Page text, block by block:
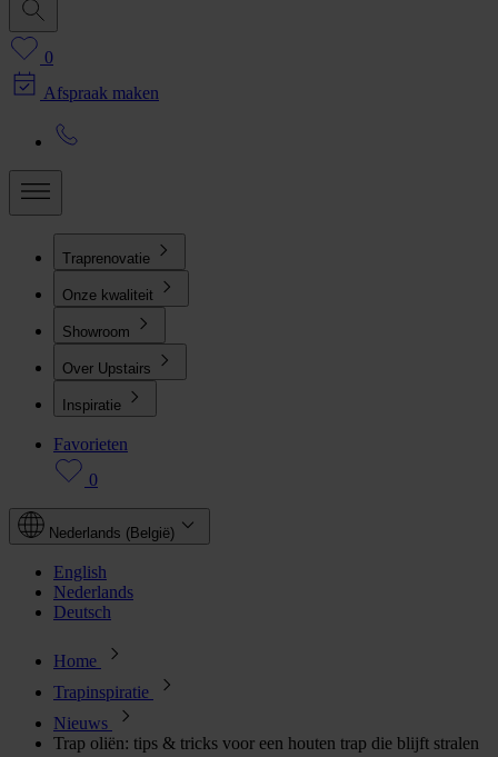
0
Afspraak maken
Traprenovatie
Onze kwaliteit
Showroom
Over Upstairs
Inspiratie
Favorieten
0
Nederlands (België)
English
Nederlands
Deutsch
Home
Trapinspiratie
Nieuws
Trap oliën: tips & tricks voor een houten trap die blijft stralen